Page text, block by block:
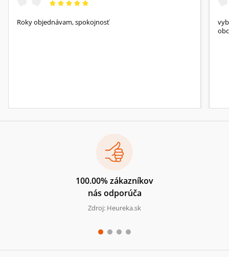
Roky objednávam, spokojnosť
100.00% zákazníkov
nás odporúča
Zdroj: Heureka.sk